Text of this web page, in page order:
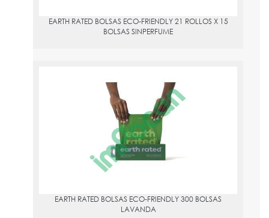
EARTH RATED BOLSAS ECO-FRIENDLY 21 ROLLOS X 15
BOLSAS SINPERFUME
EARTH RATED BOLSAS ECO-FRIENDLY 300 BOLSAS LAVANDA
EARTH RATED BOLSAS ECO-FRIENDLY 300 BOLSAS
LAVANDA